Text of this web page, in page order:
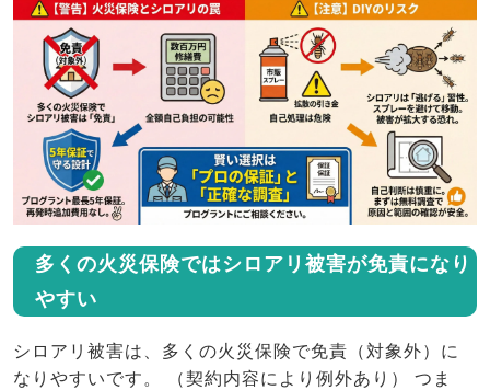
多くの火災保険ではシロアリ被害が免責になり
やすい
シロアリ被害は、多くの火災保険で免責（対象外）に
なりやすいです。
（契約内容により例外あり） つま